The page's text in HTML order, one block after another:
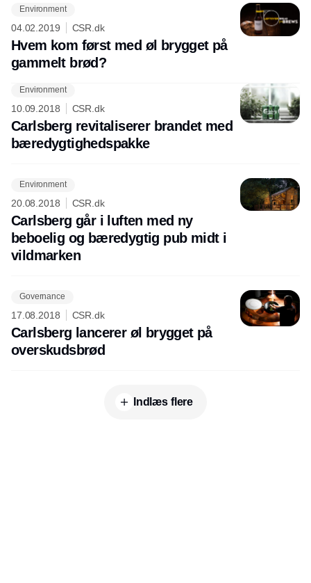
Environment
04.02.2019 CSR.dk
Hvem kom først med øl brygget på
gammelt brød?
Environment
10.09.2018 CSR.dk
Carlsberg revitaliserer brandet med
bæredygtighedspakke
Environment
20.08.2018 CSR.dk
Carlsberg går i luften med ny
beboelig og bæredygtig pub midt i
vildmarken
Governance
17.08.2018 CSR.dk
Carlsberg lancerer øl brygget på
overskudsbrød
Indlæs flere